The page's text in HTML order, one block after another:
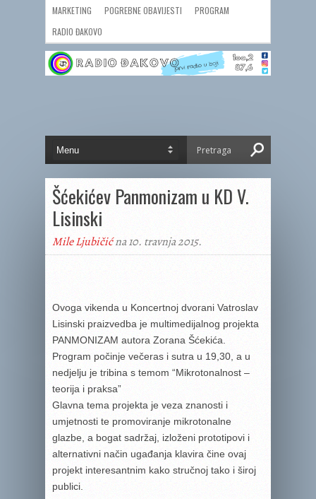
MARKETING POGREBNE OBAVIJESTI
PROGRAM
RADIO ĐAKOVO
Šćekićev Panmonizam u KD V.
Lisinski
Mile Ljubičićna 10. travnja 2015.
Ovoga vikenda u Koncertnoj dvorani Vatroslav
Lisinski praizvedba je multimedijalnog projekta
PANMONIZAM autora Zorana Šćekića.
Program počinje večeras i sutra u 19,30, a u
nedjelju je tribina s temom “Mikrotonalnost –
teorija i praksa”
Glavna tema projekta je veza znanosti i
umjetnosti te promoviranje mikrotonalne
glazbe, a bogat sadržaj, izloženi prototipovi i
alternativni način ugađanja klavira čine ovaj
projekt interesantnim kako stručnoj tako i široj
publici.